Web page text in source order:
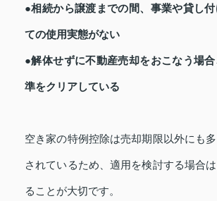
●相続から譲渡までの間、事業や貸し
ての使用実態がない
●解体せずに不動産売却をおこなう場
準をクリアしている
空き家の特例控除は売却期限以外にも
されているため、適用を検討する場合
ることが大切です。